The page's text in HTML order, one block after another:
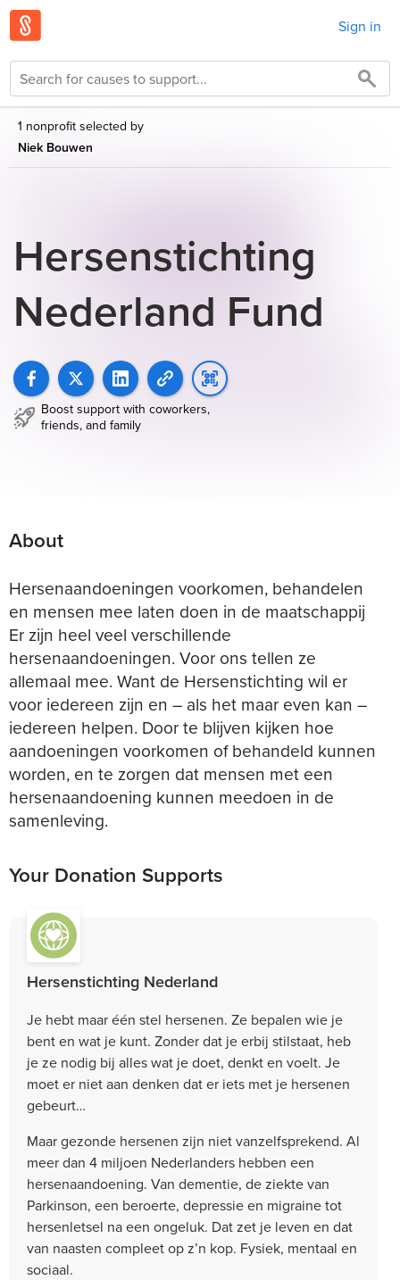
Sign in
1 nonprofit selected by
Niek Bouwen
Hersenstichting
Nederland Fund
Boost support with coworkers,
friends, and family
About
Hersenaandoeningen voorkomen, behandelen
en mensen mee laten doen in de maatschappij
Er zijn heel veel verschillende
hersenaandoeningen. Voor ons tellen ze
allemaal mee. Want de Hersenstichting wil er
voor iedereen zijn en – als het maar even kan –
iedereen helpen. Door te blijven kijken hoe
aandoeningen voorkomen of behandeld kunnen
worden, en te zorgen dat mensen met een
hersenaandoening kunnen meedoen in de
samenleving.
Your Donation Supports
Hersenstichting Nederland
Je hebt maar één stel hersenen. Ze bepalen wie je
bent en wat je kunt. Zonder dat je erbij stilstaat, heb
je ze nodig bij alles wat je doet, denkt en voelt. Je
moet er niet aan denken dat er iets met je hersenen
gebeurt…
Maar gezonde hersenen zijn niet vanzelfsprekend. Al
meer dan 4 miljoen Nederlanders hebben een
hersenaandoening. Van dementie, de ziekte van
Parkinson, een beroerte, depressie en migraine tot
hersenletsel na een ongeluk. Dat zet je leven en dat
van naasten compleet op z’n kop. Fysiek, mentaal en
sociaal.